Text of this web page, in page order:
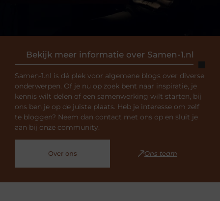
Bekijk meer informatie over Samen-1.nl
Samen-1.nl is dé plek voor algemene blogs over diverse
onderwerpen. Of je nu op zoek bent naar inspiratie, je
kennis wilt delen of een samenwerking wilt starten, bij
ons ben je op de juiste plaats. Heb je interesse om zelf
te bloggen? Neem dan contact met ons op en sluit je
aan bij onze community.
Over ons Ons team